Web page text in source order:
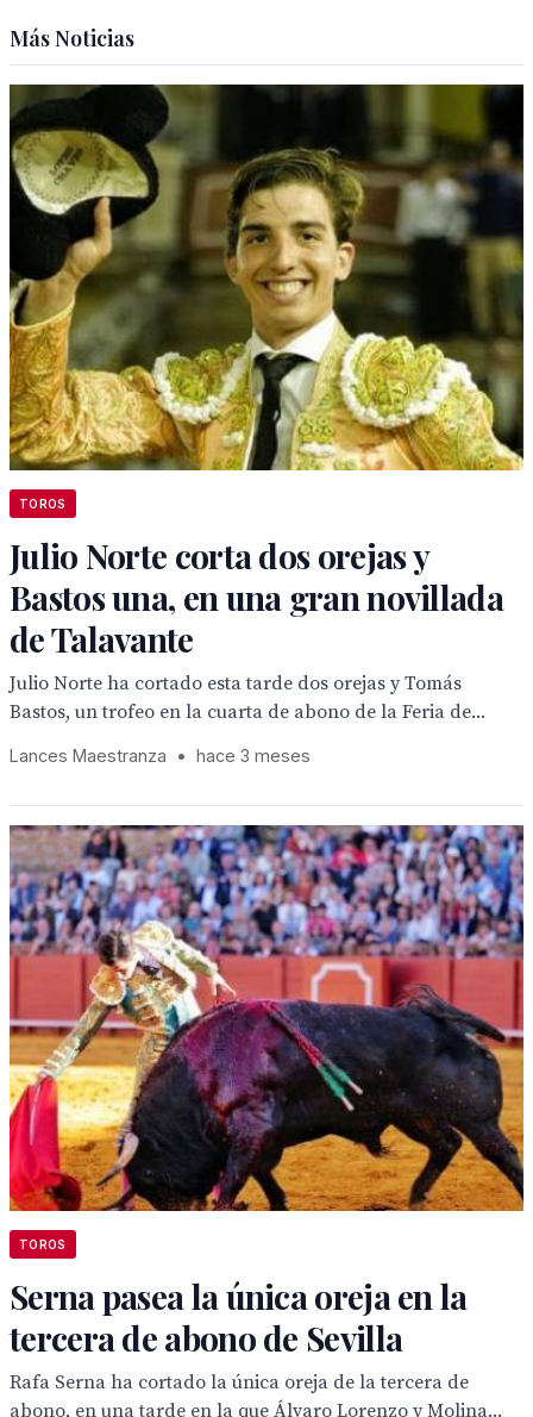
Más Noticias
TOROS
Julio Norte corta dos orejas y
Bastos una, en una gran novillada
de Talavante
Julio Norte ha cortado esta tarde dos orejas y Tomás
Bastos, un trofeo en la cuarta de abono de la Feria de...
Lances Maestranza • hace 3 meses
TOROS
Serna pasea la única oreja en la
tercera de abono de Sevilla
Rafa Serna ha cortado la única oreja de la tercera de
abono, en una tarde en la que Álvaro Lorenzo y Molina...